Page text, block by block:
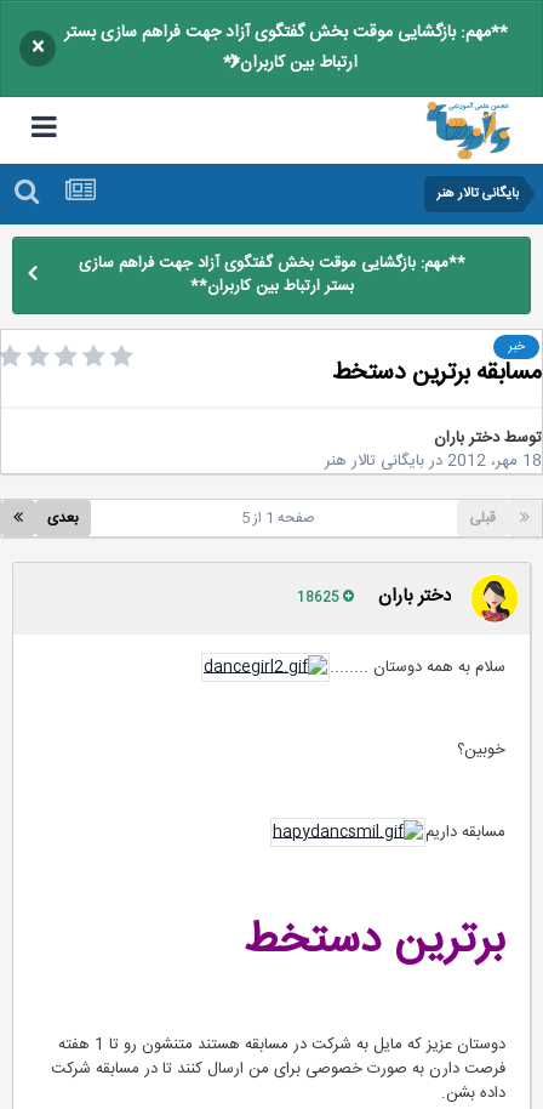
**مهم: بازگشایی موقت بخش گفتگوی آزاد جهت فراهم سازی بستر
ارتباط بین کاربران**
×
بایگانی تالار هنر
**مهم: بازگشایی موقت بخش گفتگوی آزاد جهت فراهم سازی
بستر ارتباط بین کاربران**
خبر
برترین دستخط
دختر باران
دربایگانی تالار هنر
قبلی بعدی صفحه 1 از 5
دختر باران
سلام به همه دوستان ........
خوبین؟
مسابقه داریم
برترین دستخط
دوستان عزیز که مایل به شرکت در مسابقه هستند متنشون رو تا 1 هفته
فرصت دارن به صورت خصوصی برای من ارسال کنند تا در مسابقه شرکت
داده بشن.